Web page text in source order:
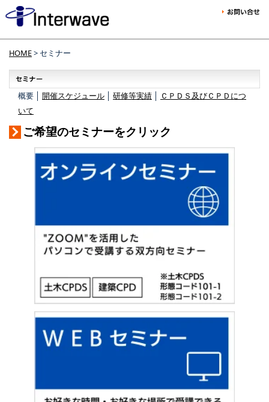
HOME> セミナー
概要 │ 開催スケジュール 研修等実績
ＣＰＤＳ及びＣＰＤにつ
いて
ご希望のセミナーをクリック